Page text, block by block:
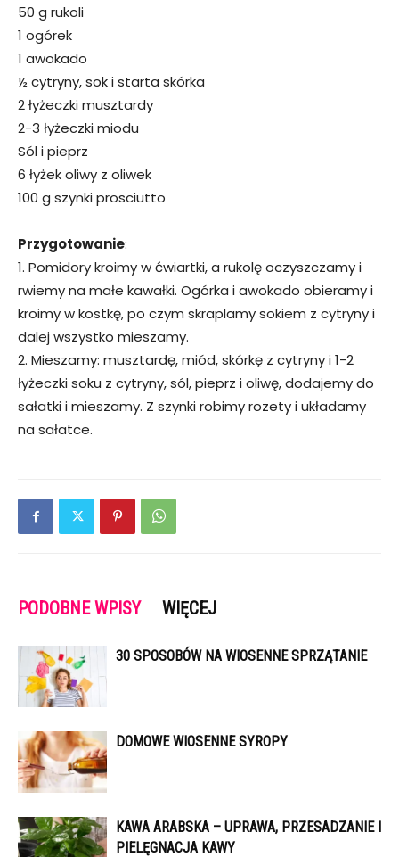
50 g rukoli
1 ogórek
1 awokado
½ cytryny, sok i starta skórka
2 łyżeczki musztardy
2-3 łyżeczki miodu
Sól i pieprz
6 łyżek oliwy z oliwek
100 g szynki prosciutto
Przygotowanie:
1. Pomidory kroimy w ćwiartki, a rukolę oczyszczamy i
rwiemy na małe kawałki. Ogórka i awokado obieramy i
kroimy w kostkę, po czym skraplamy sokiem z cytryny i
dalej wszystko mieszamy.
2. Mieszamy: musztardę, miód, skórkę z cytryny i 1-2
łyżeczki soku z cytryny, sól, pieprz i oliwę, dodajemy do
sałatki i mieszamy. Z szynki robimy rozety i układamy
na sałatce.
PODOBNE WPISY WIĘCEJ
30 SPOSOBÓW NA WIOSENNE SPRZĄTANIE
DOMOWE WIOSENNE SYROPY
KAWA ARABSKA – UPRAWA, PRZESADZANIE I
PIELĘGNACJA KAWY